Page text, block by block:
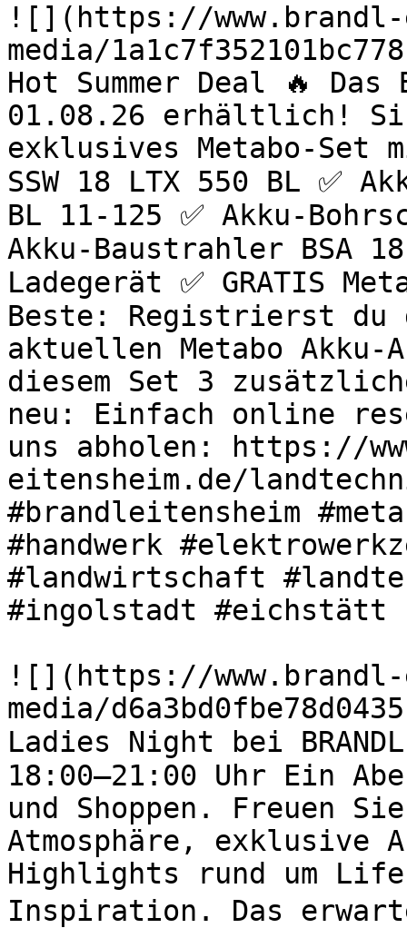
![](https://
media/
Hot Summer Deal 🔥 Das
01.08.26 erhältlich!
exklusives Metabo-Set
SSW 18 LTX 550 BL ✅
BL 11-125 ✅ Akku-
Akku-Baustrahler BSA
Ladegerät ✅ GRATIS
Beste: Registrierst du
aktuellen Metabo
diesem Set 3
neu: Einfach online
uns abholen: https://
eitensheim.de/
#brandleitensheim
#handwerk
#landwirtschaft
#ingolstadt #eichstätt
![](https://
media/
Ladies Night bei
18:00–21:00 Uhr Ein
und Shoppen. Freuen
Atmosphäre, exklusive
Highlights rund um
Inspiration. Das